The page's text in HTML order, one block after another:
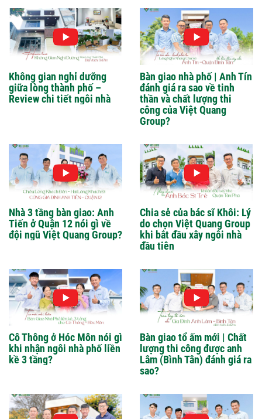
Không gian nghỉ dưỡng
giữa lòng thành phố –
Review chi tiết ngôi nhà
Bàn giao nhà phố | Anh Tín
đánh giá ra sao về tinh
thần và chất lượng thi
công của Việt Quang
Group?
Nhà 3 tầng bàn giao: Anh
Tiến ở Quận 12 nói gì về
đội ngũ Việt Quang Group?
Chia sẻ của bác sĩ Khôi: Lý
do chọn Việt Quang Group
khi bắt đầu xây ngôi nhà
đầu tiên
Cô Thông ở Hóc Môn nói gì
khi nhận ngôi nhà phố liền
kề 3 tầng?
Bàn giao tổ ấm mới | Chất
lượng thi công được anh
Lâm (Bình Tân) đánh giá ra
sao?